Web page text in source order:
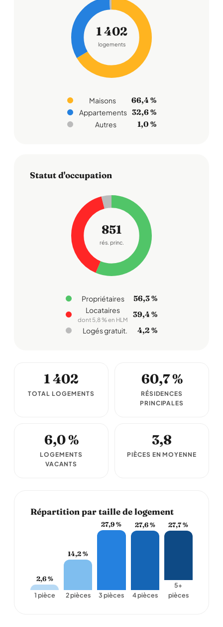
1 402
logements
Maisons 66,4 %
Appartements 32,6 %
Autres 1,0 %
Statut d'occupation
851
rés. princ.
Propriétaires 56,3 %
Locataires
dont 5,8 % en HLM
39,4 %
Logés gratuit. 4,2 %
1 402
TOTAL LOGEMENTS
60,7 %
RÉSIDENCES
PRINCIPALES
6,0 %
LOGEMENTS
VACANTS
3,8
PIÈCES EN MOYENNE
Répartition par taille de logement
2,6 %
1 pièce
14,2 %
2 pièces
27,9 %
3 pièces
27,6 %
4 pièces
27,7 %
5+
pièces